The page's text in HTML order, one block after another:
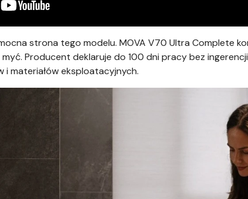
strona tego modelu. MOVA V70 Ultra Complete
Producent deklaruje do 100 dni pracy bez
i materiałów eksploatacyjnych.